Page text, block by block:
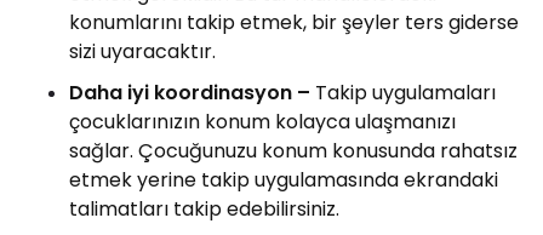
konumlarını takip etmek, bir şeyler ters giderse
sizi uyaracaktır.
Daha iyi koordinasyon – Takip uygulamaları
çocuklarınızın konum kolayca ulaşmanızı
sağlar. Çocuğunuzu konum konusunda rahatsız
etmek yerine takip uygulamasında ekrandaki
talimatları takip edebilirsiniz.